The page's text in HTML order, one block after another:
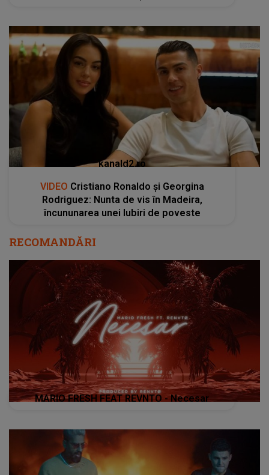
kanald2.ro
VIDEO Cristiano Ronaldo și Georgina
Rodriguez: Nunta de vis în Madeira,
încununarea unei Iubiri de poveste
RECOMANDĂRI
MARIO FRESH FEAT REVNTO - Necesar